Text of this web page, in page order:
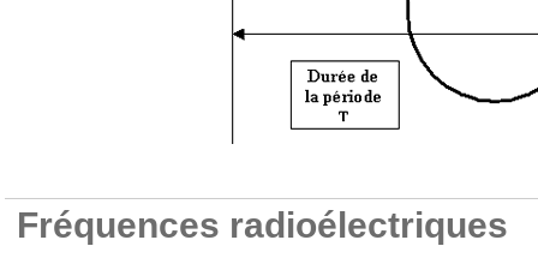
Fréquences radioélectriques